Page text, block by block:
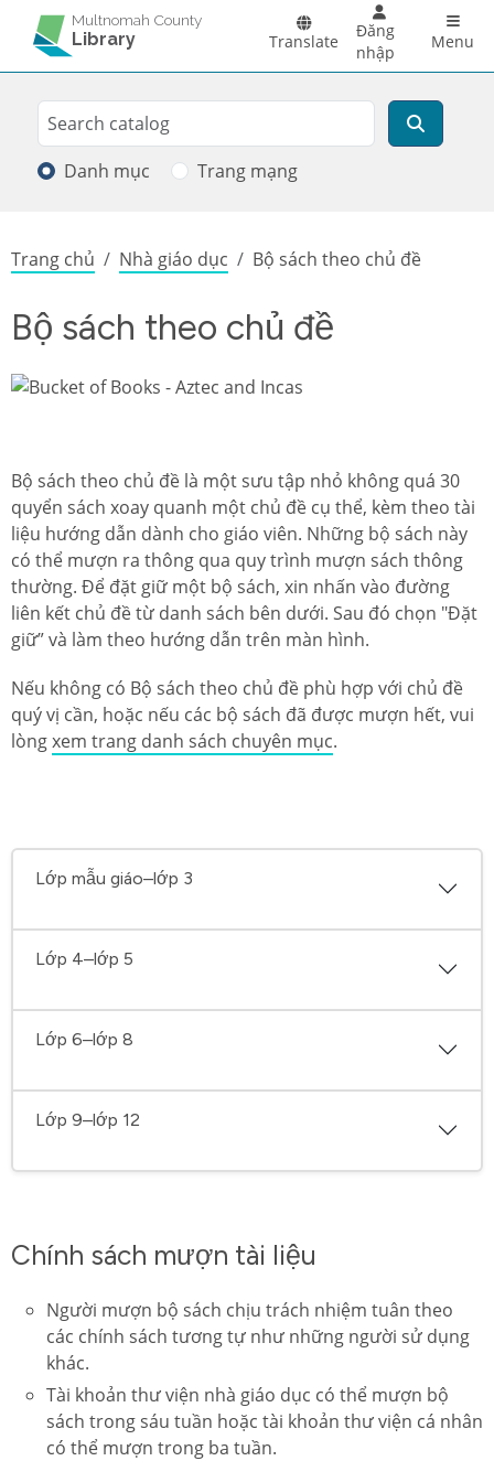
Skip to main content
Multnomah County
Library Translate
Đăng
nhập
Menu
Search
Tìm kiếm
Danh mục Trang mạng
Breadcrumb
Trang chủ Nhà giáo dục Bộ sách theo chủ đề
Bộ sách theo chủ đề
Bộ sách theo chủ đề là một sưu tập nhỏ không quá 30
quyển sách xoay quanh một chủ đề cụ thể, kèm theo tài
liệu hướng dẫn dành cho giáo viên. Những bộ sách này
có thể mượn ra thông qua quy trình mượn sách thông
thường. Để đặt giữ một bộ sách, xin nhấn vào đường
liên kết chủ đề từ danh sách bên dưới. Sau đó chọn "Đặt
giữ” và làm theo hướng dẫn trên màn hình.
Nếu không có Bộ sách theo chủ đề phù hợp với chủ đề
quý vị cần, hoặc nếu các bộ sách đã được mượn hết, vui
lòngxem trang danh sách chuyên mục.
Lớp mẫu giáo–lớp 3
Lớp 4–lớp 5
Lớp 6–lớp 8
Lớp 9–lớp 12
Chính sách mượn tài liệu
Người mượn bộ sách chịu trách nhiệm tuân theo
các chính sách tương tự như những người sử dụng
khác.
Tài khoản thư viện nhà giáo dục có thể mượn bộ
sách trong sáu tuần hoặc tài khoản thư viện cá nhân
có thể mượn trong ba tuần.